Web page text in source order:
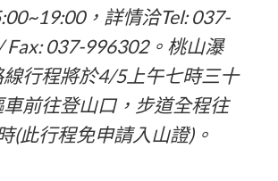
，詳情洽Tel: 037-
Fax: 037-996302。桃山瀑
行程將於4/5上午七時三十
車前往登山口，步道全程往
(此行程免申請入山證)。